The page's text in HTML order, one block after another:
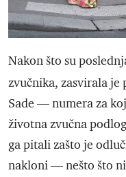
Nakon što su
zvučnika, zasvirala je
Sade — numera za
životna zvučna
ga pitali zašto je
nakloni — nešto što